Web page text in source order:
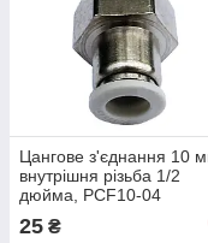
Цангове з'єднання 10
внутрішня різьба 1/2
дюйма, PCF10-04
25 ₴